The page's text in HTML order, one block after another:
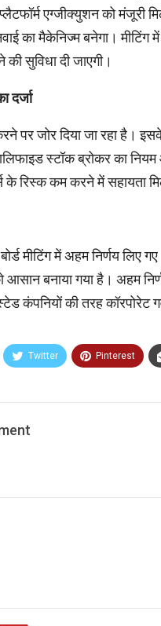
एग्जीक्युशन को मंजूरी
का मैकेनिज्म बनेगा। मीटिंग
सुविधा दी जाएगी।
दर्जा
पर जोर दिया जा रहा है।
स्टॉक ब्रोकर का
के रिस्‍क कम करने में सहायता
मीटिंग में अहम निर्णय
बनाया गया है। अहम
कंपनियों की तरह कॉरपोरेट
Twitter Pinterest